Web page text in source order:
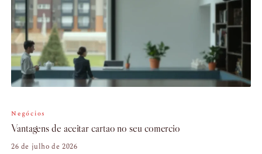
Negócios
Vantagens de aceitar cartao no seu comercio
26 de julho de 2026